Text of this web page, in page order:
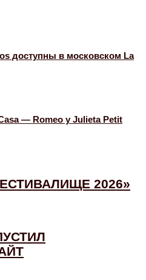
доступны в московском La
— Romeo y Julieta Petit
2026»